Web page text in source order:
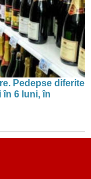
Pedepse diferite
în 6 luni, în